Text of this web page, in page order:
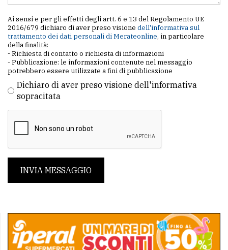
Ai sensi e per gli effetti degli artt. 6 e 13 del Regolamento UE
2016/679 dichiaro di aver preso visione dell'informativa sul
trattamento dei dati personali di Merateonline, in particolare
della finalità:
- Richiesta di contatto o richiesta di informazioni
- Pubblicazione: le informazioni contenute nel messaggio
potrebbero essere utilizzate a fini di pubblicazione
Dichiaro di aver preso visione dell'informativa
sopracitata
INVIA MESSAGGIO